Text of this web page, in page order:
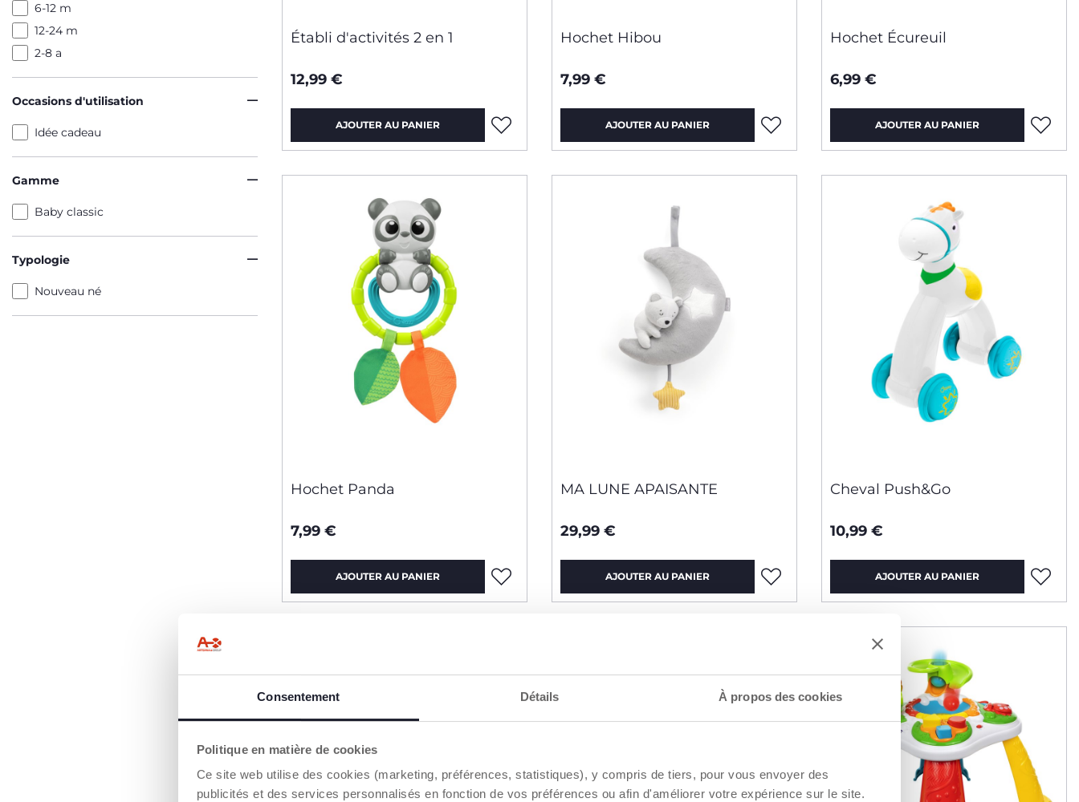
Consentement Détails À propos des cookies
Politique en matière de cookies
Ce site web utilise des cookies (marketing, préférences, statistiques), y compris de tiers, pour vous envoyer des
publicités et des services personnalisés en fonction de vos préférences ou afin d'améliorer votre expérience sur le site.
6-12 m
12-24 m
2-8 a
Occasions d'utilisation
Idée cadeau
Gamme
Baby classic
Typologie
Nouveau né
Établi d'activités 2 en 1
12,99 €
AJOUTER AU PANIER
Hochet Hibou
7,99 €
AJOUTER AU PANIER
Hochet Écureuil
6,99 €
AJOUTER AU PANIER
Hochet Panda
7,99 €
AJOUTER AU PANIER
MA LUNE APAISANTE
29,99 €
AJOUTER AU PANIER
Cheval Push&Go
10,99 €
AJOUTER AU PANIER